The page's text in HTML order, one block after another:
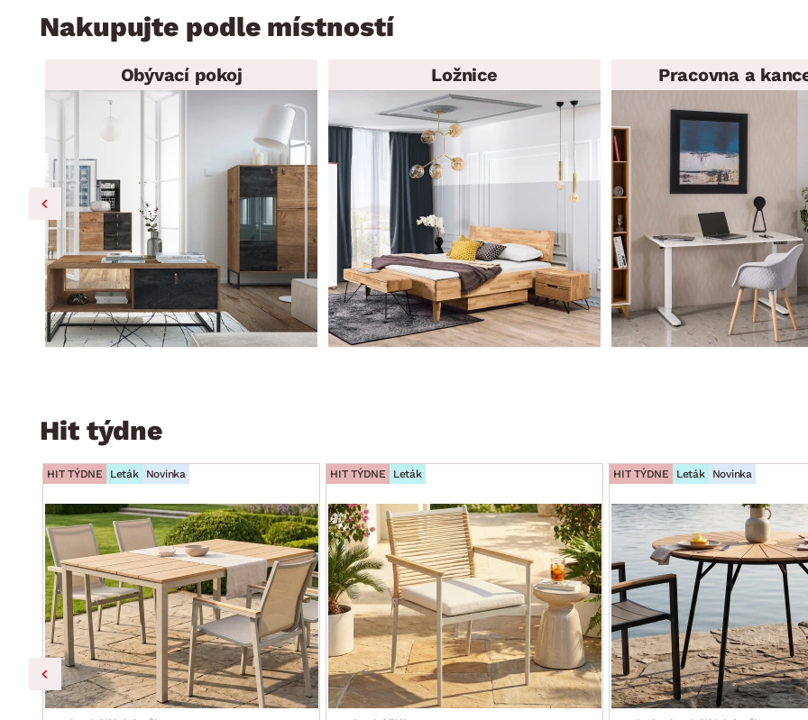
Nakupujte podle místností
Obývací pokoj Ložnice Pracovna a
Hit týdne
HIT TÝDNE Leták Novinka HIT TÝDNE Leták HIT TÝDNE Leták Novinka